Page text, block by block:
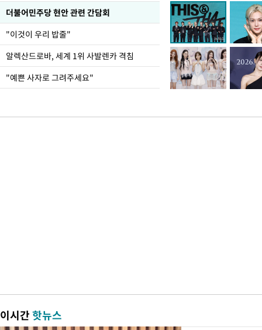
더불어민주당 현안 관련 간담회
"이것이 우리 밥줄"
알렉산드로바, 세계 1위 사발렌카 격침
"예쁜 사자로 그려주세요"
이시간핫뉴스